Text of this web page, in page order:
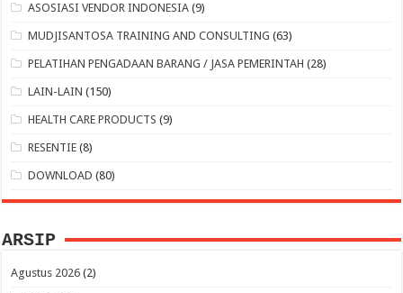
ASOSIASI VENDOR INDONESIA (9)
MUDJISANTOSA TRAINING AND CONSULTING (63)
PELATIHAN PENGADAAN BARANG / JASA PEMERINTAH (28)
LAIN-LAIN (150)
HEALTH CARE PRODUCTS (9)
RESENTIE (8)
DOWNLOAD (80)
ARSIP
Agustus 2026 (2)